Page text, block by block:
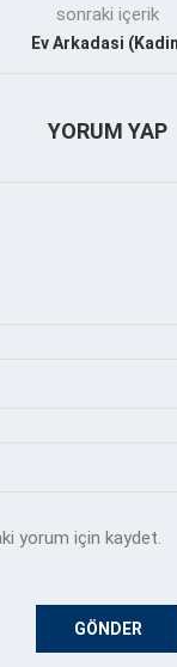
sonraki içerik
Ev Arkadasi
YORUM YAP
yorum için kaydet.